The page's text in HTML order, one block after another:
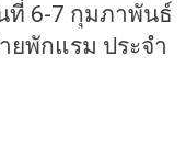
ที่ 6-7 กุมภาพันธ์
ยพักแรม ประจำ